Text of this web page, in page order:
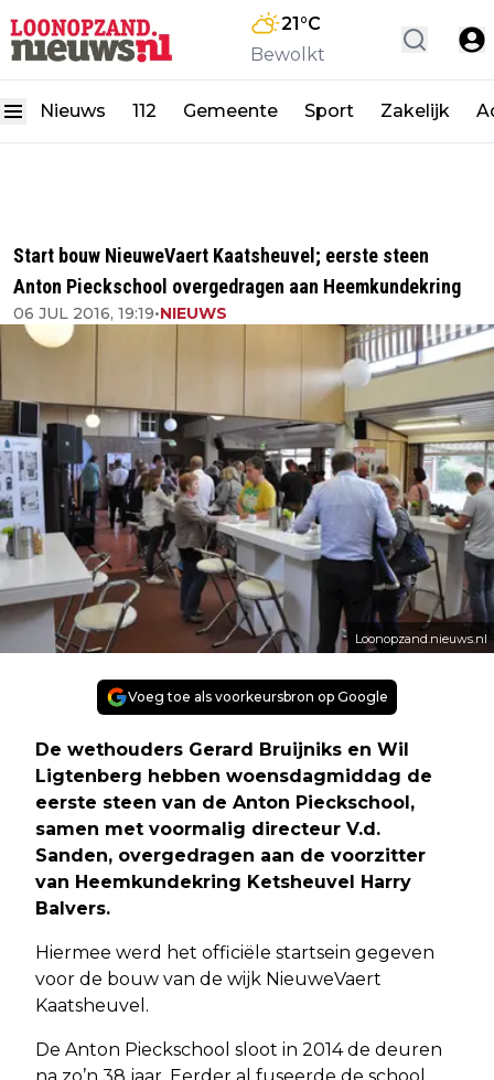
21°C
Bewolkt
Nieuws 112 Gemeente Sport Zakelijk
Start bouw NieuweVaert Kaatsheuvel; eerste steen
Anton Pieckschool overgedragen aan Heemkundekring
06 JUL 2016, 19:19•NIEUWS
Loonopzand.nieuws.nl
Voeg toe als voorkeursbron op Google
De wethouders Gerard Bruijniks en Wil
Ligtenberg hebben woensdagmiddag de
eerste steen van de Anton Pieckschool,
samen met voormalig directeur V.d.
Sanden, overgedragen aan de voorzitter
van Heemkundekring Ketsheuvel Harry
Balvers.
Hiermee werd het officiële startsein gegeven
voor de bouw van de wijk NieuweVaert
Kaatsheuvel.
De Anton Pieckschool sloot in 2014 de deuren
na zo’n 38 jaar. Eerder al fuseerde de school